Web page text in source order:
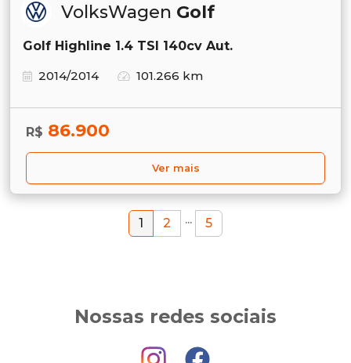
VolksWagen Golf
Golf Highline 1.4 TSI 140cv Aut.
2014/2014
101.266 km
R$ 86.900
Ver mais
1 2 ... 5
Nossas redes sociais